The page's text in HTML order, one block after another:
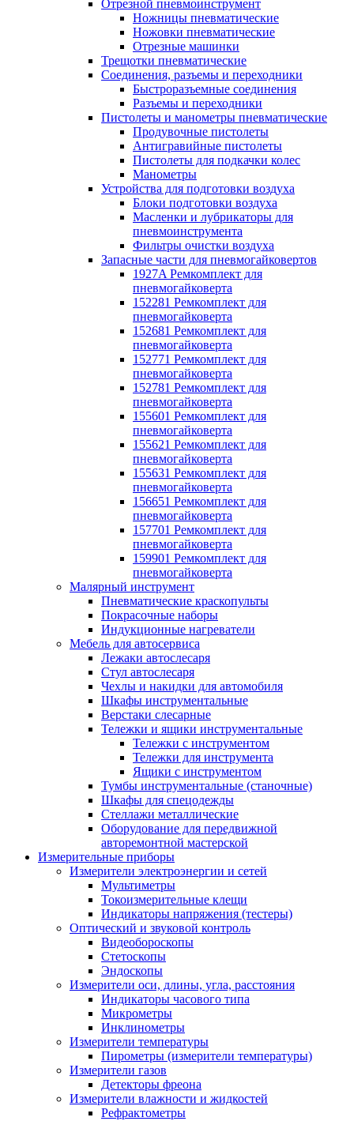
Отрезной пневмоинструмент
Ножницы пневматические
Ножовки пневматические
Отрезные машинки
Трещотки пневматические
Соединения, разъемы и переходники
Быстроразъемные соединения
Разъемы и переходники
Пистолеты и манометры пневматические
Продувочные пистолеты
Антигравийные пистолеты
Пистолеты для подкачки колес
Манометры
Устройства для подготовки воздуха
Блоки подготовки воздуха
Масленки и лубрикаторы для
пневмоинструмента
Фильтры очистки воздуха
Запасные части для пневмогайковертов
1927A Ремкомплект для
пневмогайковерта
152281 Ремкомплект для
пневмогайковерта
152681 Ремкомплект для
пневмогайковерта
152771 Ремкомплект для
пневмогайковерта
152781 Ремкомплект для
пневмогайковерта
155601 Ремкомплект для
пневмогайковерта
155621 Ремкомплект для
пневмогайковерта
155631 Ремкомплект для
пневмогайковерта
156651 Ремкомплект для
пневмогайковерта
157701 Ремкомплект для
пневмогайковерта
159901 Ремкомплект для
пневмогайковерта
Малярный инструмент
Пневматические краскопульты
Покрасочные наборы
Индукционные нагреватели
Мебель для автосервиса
Лежаки автослесаря
Стул автослесаря
Чехлы и накидки для автомобиля
Шкафы инструментальные
Верстаки слесарные
Тележки и ящики инструментальные
Тележки с инструментом
Тележки для инструмента
Ящики с инструментом
Тумбы инструментальные (станочные)
Шкафы для спецодежды
Стеллажи металлические
Оборудование для передвижной
авторемонтной мастерской
Измерительные приборы
Измерители электроэнергии и сетей
Мультиметры
Токоизмерительные клещи
Индикаторы напряжения (тестеры)
Оптический и звуковой контроль
Видеобороскопы
Стетоскопы
Эндоскопы
Измерители оси, длины, угла, расстояния
Индикаторы часового типа
Микрометры
Инклинометры
Измерители температуры
Пирометры (измерители температуры)
Измерители газов
Детекторы фреона
Измерители влажности и жидкостей
Рефрактометры